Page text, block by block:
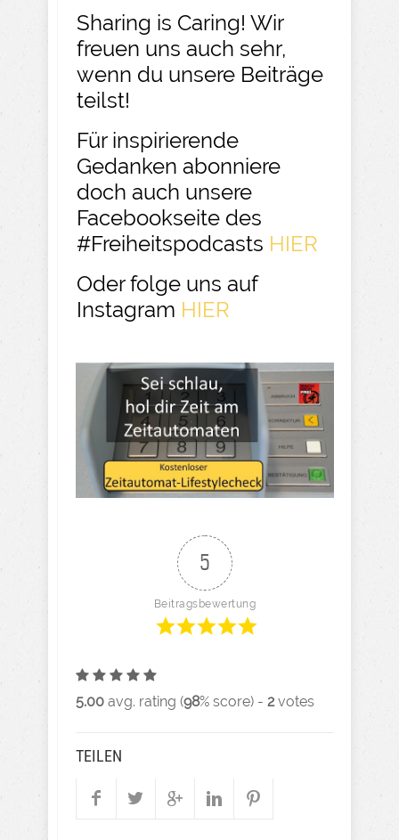
Sharing is Caring! Wir
freuen uns auch sehr,
wenn du unsere Beiträge
teilst!
Für inspirierende
Gedanken abonniere
doch auch unsere
Facebookseite des
#Freiheitspodcasts HIER
Oder folge uns auf
Instagram HIER
5
Beitragsbewertung
5.00 avg. rating (98% score) - 2votes
TEILEN